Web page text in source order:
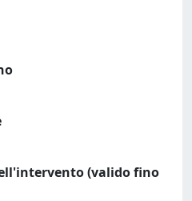
(valido fino